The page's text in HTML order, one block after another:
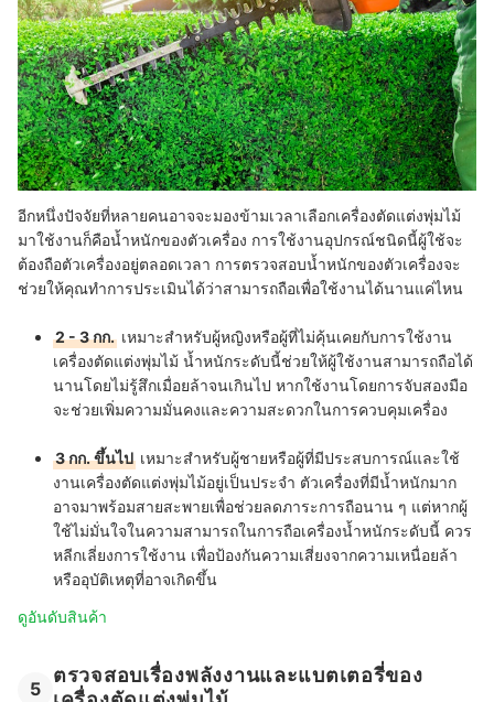
อีกหนึ่งปัจจัยที่หลายคนอาจจะมองข้ามเวลาเลือกเครื่องตัดแต่งพุ่มไม้
มาใช้งานก็คือน้ำหนักของตัวเครื่อง การใช้งานอุปกรณ์ชนิดนี้ผู้ใช้จะ
ต้องถือตัวเครื่องอยู่ตลอดเวลา การตรวจสอบน้ำหนักของตัวเครื่องจะ
ช่วยให้คุณทำการประเมินได้ว่าสามารถถือเพื่อใช้งานได้นานแค่ไหน
2 - 3 กก. เหมาะสำหรับผู้หญิงหรือผู้ที่ไม่คุ้นเคยกับการใช้งาน
เครื่องตัดแต่งพุ่มไม้ น้ำหนักระดับนี้ช่วยให้ผู้ใช้งานสามารถถือได้
นานโดยไม่รู้สึกเมื่อยล้าจนเกินไป หากใช้งานโดยการจับสองมือ
จะช่วยเพิ่มความมั่นคงและความสะดวกในการควบคุมเครื่อง
3 กก. ขึ้นไป เหมาะสำหรับผู้ชายหรือผู้ที่มีประสบการณ์และใช้
งานเครื่องตัดแต่งพุ่มไม้อยู่เป็นประจำ ตัวเครื่องที่มีน้ำหนักมาก
อาจมาพร้อมสายสะพายเพื่อช่วยลดภาระการถือนาน ๆ แต่หากผู้
ใช้ไม่มั่นใจในความสามารถในการถือเครื่องน้ำหนักระดับนี้ ควร
หลีกเลี่ยงการใช้งาน เพื่อป้องกันความเสี่ยงจากความเหนื่อยล้า
หรืออุบัติเหตุที่อาจเกิดขึ้น
ดูอันดับสินค้า
5
ตรวจสอบเรื่องพลังงานและแบตเตอรี่ของ